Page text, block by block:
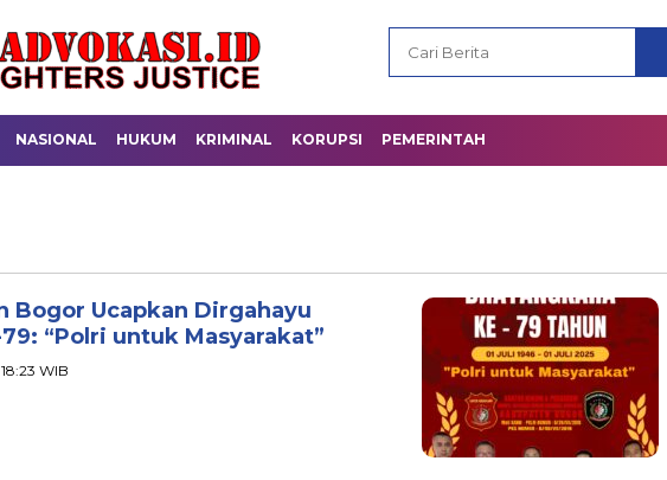
NASIONAL HUKUM KRIMINAL KORUPSI PEMERINTAH
Bogor Ucapkan Dirgahayu
“Polri untuk Masyarakat”
WIB